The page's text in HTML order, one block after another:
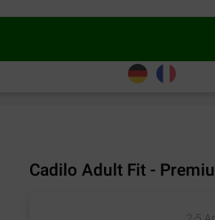
Cadilo Adult Fit -